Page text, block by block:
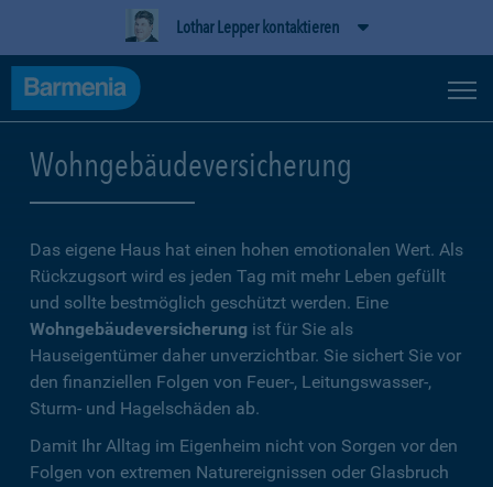
Lothar Lepper kontaktieren
Wohngebäudeversicherung
Das eigene Haus hat einen hohen emotionalen Wert. Als
Rückzugsort wird es jeden Tag mit mehr Leben gefüllt
und sollte bestmöglich geschützt werden. Eine
Wohngebäudeversicherung ist für Sie als
Hauseigentümer daher unverzichtbar. Sie sichert Sie vor
den finanziellen Folgen von Feuer-, Leitungswasser-,
Sturm- und Hagelschäden ab.
Damit Ihr Alltag im Eigenheim nicht von Sorgen vor den
Folgen von extremen Naturereignissen oder Glasbruch